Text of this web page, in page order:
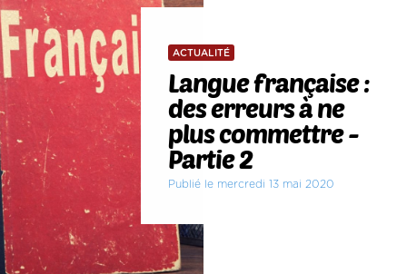
ACTUALITÉ
Langue française :
des erreurs à ne
plus commettre -
Partie 2
Publié le mercredi 13 mai 2020